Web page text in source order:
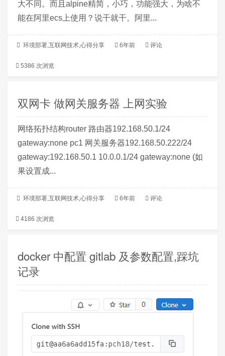
大不同。而且alpine精简，小巧，功能强大，为啥不
能在阿里ecs上使用？说干就干。阿里...
环境部署 ,互联网技术 ,心得分享 6年前 评论
5386 次浏览
双网卡 做网关服务器 上网实验
网络拓扑结构router 路由器192.168.50.1/24
gateway:none pc1 网关服务器192.168.50.222/24
gateway:192.168.50.1 10.0.0.1/24 gateway:none (如
果设置成...
环境部署,互联网技术,心得分享 6年前 评论
4186 次浏览
docker 中配置 gitlab 及参数配置,踩坑
记录